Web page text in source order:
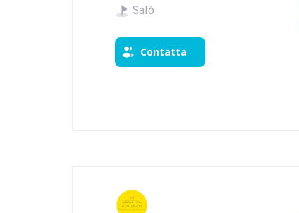
Salò
Contatta